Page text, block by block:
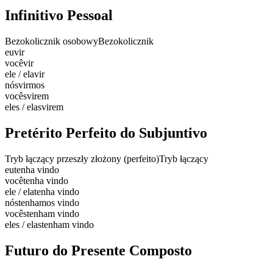
Infinitivo Pessoal
Bezokolicznik osobowyBezokolicznik
euvir
vocêvir
ele / elavir
nósvirmos
vocêsvirem
eles / elasvirem
Pretérito Perfeito do Subjuntivo
Tryb łączący przeszły złożony (perfeito)Tryb łączący
eutenha vindo
vocêtenha vindo
ele / elatenha vindo
nóstenhamos vindo
vocêstenham vindo
eles / elastenham vindo
Futuro do Presente Composto